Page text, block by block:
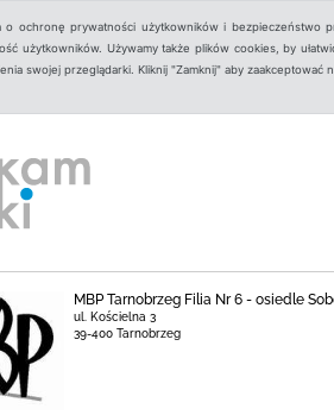
o ochronę prywatności użytkowników i bezpieczeństwo
użytkowników. Używamy także plików cookies, by
swojej przeglądarki. Kliknij "Zamknij" aby zaakceptować
MBP Tarnobrzeg Filia Nr 6 - osiedle
ul. Kościelna 3
39-400 Tarnobrzeg